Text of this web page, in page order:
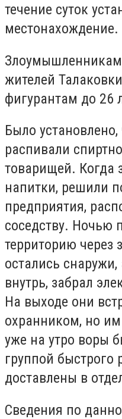
течение суток
местонахождение.
жителей
фигурантам до 26
Было
распивали
товарищей. Когда
напитки, решили
предприятия,
соседству. Ночью
территорию через
остались
внутрь, забрал
На выходе они
охранником, но
уже на утро воры
группой быстрого
доставлены в
Сведения по